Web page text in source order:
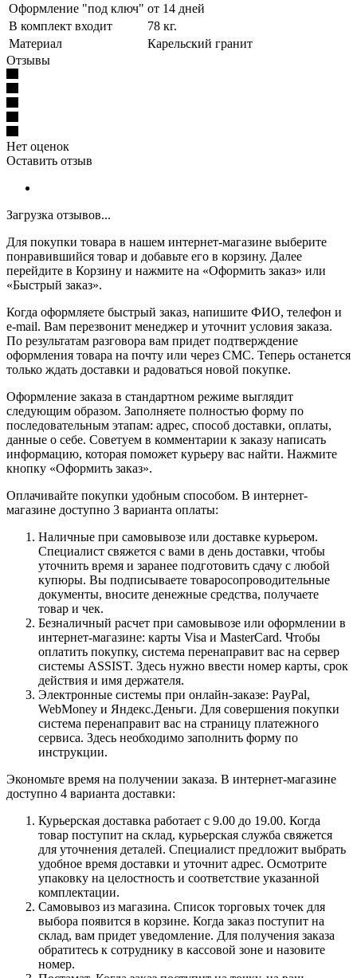
Оформление "под ключ" от 14 дней
В комплект входит
78 кг.
Материал
Карельский гранит
Отзывы
Нет оценок
Оставить отзыв
Загрузка отзывов...
Для покупки товара в нашем интернет-магазине выберите
понравившийся товар и добавьте его в корзину. Далее
перейдите в Корзину и нажмите на «Оформить заказ» или
«Быстрый заказ».
Когда оформляете быстрый заказ, напишите ФИО, телефон и
e-mail. Вам перезвонит менеджер и уточнит условия заказа.
По результатам разговора вам придет подтверждение
оформления товара на почту или через СМС. Теперь останется
только ждать доставки и радоваться новой покупке.
Оформление заказа в стандартном режиме выглядит
следующим образом. Заполняете полностью форму по
последовательным этапам: адрес, способ доставки, оплаты,
данные о себе. Советуем в комментарии к заказу написать
информацию, которая поможет курьеру вас найти. Нажмите
кнопку «Оформить заказ».
Оплачивайте покупки удобным способом. В интернет-
магазине доступно 3 варианта оплаты:
Наличные при самовывозе или доставке курьером.
Специалист свяжется с вами в день доставки, чтобы
уточнить время и заранее подготовить сдачу с любой
купюры. Вы подписываете товаросопроводительные
документы, вносите денежные средства, получаете
товар и чек.
Безналичный расчет при самовывозе или оформлении в
интернет-магазине: карты Visa и MasterCard. Чтобы
оплатить покупку, система перенаправит вас на сервер
системы ASSIST. Здесь нужно ввести номер карты, срок
действия и имя держателя.
Электронные системы при онлайн-заказе: PayPal,
WebMoney и Яндекс.Деньги. Для совершения покупки
система перенаправит вас на страницу платежного
сервиса. Здесь необходимо заполнить форму по
инструкции.
Экономьте время на получении заказа. В интернет-магазине
доступно 4 варианта доставки:
Курьерская доставка работает с 9.00 до 19.00. Когда
товар поступит на склад, курьерская служба свяжется
для уточнения деталей. Специалист предложит выбрать
удобное время доставки и уточнит адрес. Осмотрите
упаковку на целостность и соответствие указанной
комплектации.
Самовывоз из магазина. Список торговых точек для
выбора появится в корзине. Когда заказ поступит на
склад, вам придет уведомление. Для получения заказа
обратитесь к сотруднику в кассовой зоне и назовите
номер.